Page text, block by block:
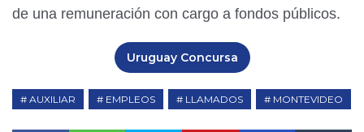
de una remuneración con cargo a fondos públicos.
Uruguay Concursa
AUXILIAR EMPLEOS LLAMADOS MONTEVIDEO